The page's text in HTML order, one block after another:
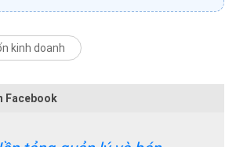
kinh doanh
Facebook